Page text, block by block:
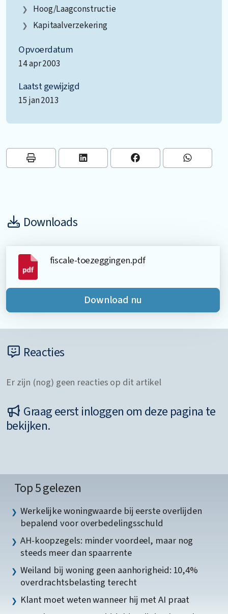
Hoog/laagconstructie
Kapitaalverzekering
Opvoerdatum
14 apr 2003
Laatst gewijzigd
15 jan 2013
Downloads
fiscale-toezeggingen.pdf
Download nu
Reacties
Er zijn (nog) geen reacties op dit artikel
Graag eerst inloggen om deze pagina te
bekijken.
Top 5 gelezen
Werkelijke woningwaarde bij eerste overlijden
bepalend voor overbedelingsschuld
AH-koopzegels: minder voordeel, maar nog
steeds meer dan spaarrente
Weiland bij woning geen aanhorigheid: 10,4%
overdrachtsbelasting terecht
Klant moet weten wanneer hij met AI praat